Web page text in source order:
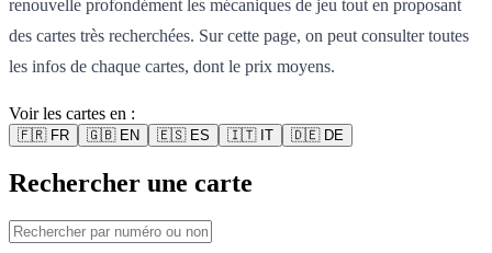
renouvelle profondément les mécaniques de jeu tout en proposant
des cartes très recherchées. Sur cette page, on peut consulter toutes
les infos de chaque cartes, dont le prix moyens.
Voir les cartes en :
🇫🇷FR 🇬🇧EN 🇪🇸ES 🇮🇹IT 🇩🇪DE
Rechercher une carte